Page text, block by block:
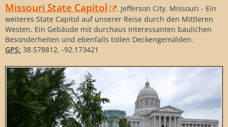
Missouri State Capitol
, Jefferson City, Missouri - Ein
weiteres State Capitol auf unserer Reise durch den Mittleren
Westen. Ein Gebäude mit durchaus interessanten baulichen
Besonderheiten und ebenfalls tollen Deckengemälden.
GPS: 38.578812, -92.173421